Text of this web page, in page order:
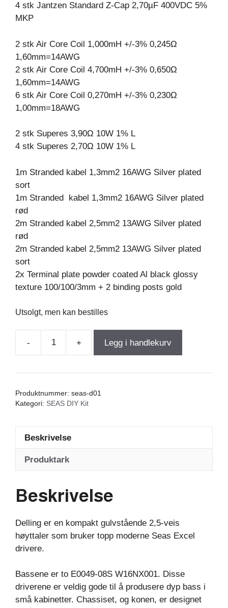
4 stk Jantzen Standard Z-Cap 2,70µF 400VDC 5%
MKP
2 stk Air Core Coil 1,000mH +/-3% 0,245Ω
1,60mm=14AWG
2 stk Air Core Coil 4,700mH +/-3% 0,650Ω
1,60mm=14AWG
6 stk Air Core Coil 0,270mH +/-3% 0,230Ω
1,00mm=18AWG
2 stk Superes 3,90Ω 10W 1% L
4 stk Superes 2,70Ω 10W 1% L
1m Stranded kabel 1,3mm2 16AWG Silver plated
sort
1m Stranded kabel 1,3mm2 16AWG Silver plated
rød
2m Stranded kabel 2,5mm2 13AWG Silver plated
rød
2m Stranded kabel 2,5mm2 13AWG Silver plated
sort
2x Terminal plate powder coated Al black glossy
texture 100/100/3mm + 2 binding posts gold
Utsolgt, men kan bestilles
-
Seas
Kit
+ Legg i handlekurv
Produktnummer: seas-d01
Kategori: SEAS DIY Kit
Beskrivelse
Produktark
Beskrivelse
Delling er en kompakt gulvstående 2,5-veis
høyttaler som bruker topp moderne Seas Excel
drivere.
Bassene er to E0049-08S W16NX001. Disse
driverene er veldig gode til å produsere dyp bass i
små kabinetter. Chassiset, og konen, er designet